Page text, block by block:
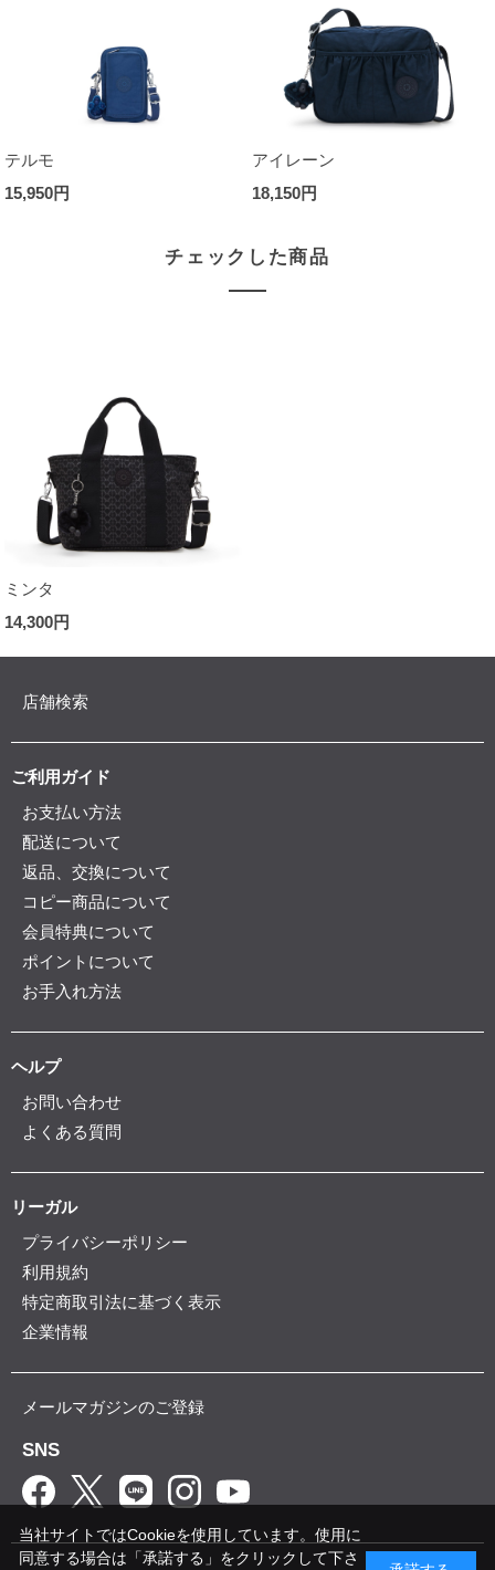
テルモ
15,950円
アイレーン
18,150円
チェックした商品
ミンタ
14,300円
店舗検索
ご利用ガイド
お支払い方法
配送について
返品、交換について
コピー商品について
会員特典について
ポイントについて
お手入れ方法
ヘルプ
お問い合わせ
よくある質問
リーガル
プライバシーポリシー
利用規約
特定商取引法に基づく表示
企業情報
メールマガジンのご登録
SNS
当社サイトではCookieを使用しています。使用に
同意する場合は「承諾する」をクリックして下さ